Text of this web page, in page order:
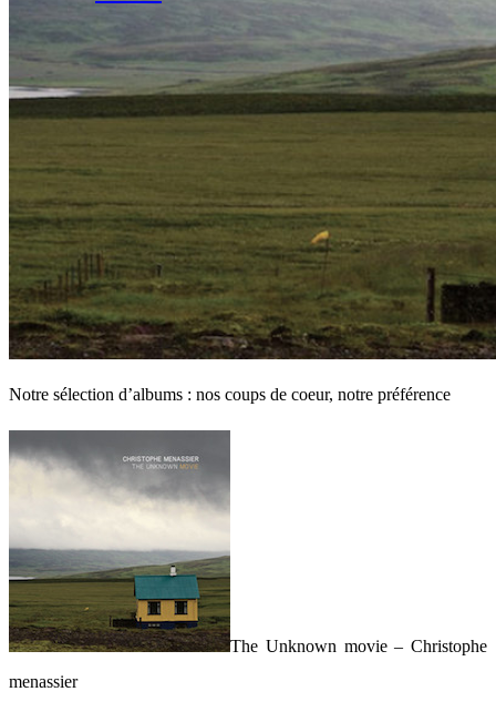
Notre sélection d’albums : nos coups de coeur, notre préférence
The Unknown movie – Christophe
menassier